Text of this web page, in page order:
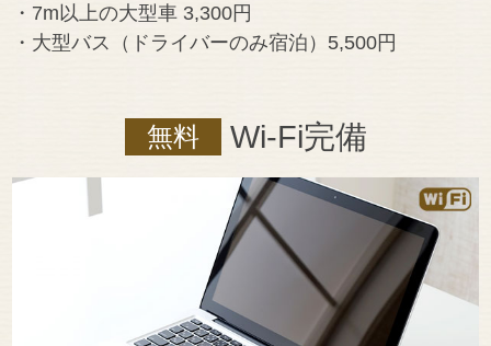
・7m以上の大型車 3,300円
・大型バス（ドライバーのみ宿泊）5,500円
無料 Wi-Fi完備